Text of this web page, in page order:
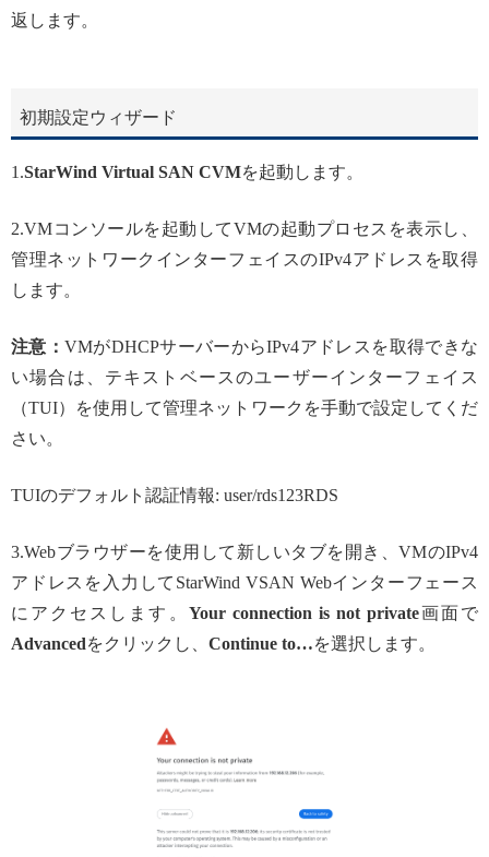
返します。
初期設定ウィザード
1.StarWind Virtual SAN CVMを起動します。
2.VMコンソールを起動してVMの起動プロセスを表示し、
管理ネットワークインターフェイスのIPv4アドレスを取得
します。
注意：VMがDHCPサーバーからIPv4アドレスを取得できな
い場合は、テキストベースのユーザーインターフェイス
（TUI）を使用して管理ネットワークを手動で設定してくだ
さい。
TUIのデフォルト認証情報: user/rds123RDS
3.Webブラウザーを使用して新しいタブを開き、VMのIPv4
アドレスを入力してStarWind VSAN Webインターフェース
にアクセスします。 Your connection is not private画面で
Advancedをクリックし、 Continue to…を選択します。